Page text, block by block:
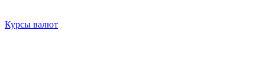
Курсы валют